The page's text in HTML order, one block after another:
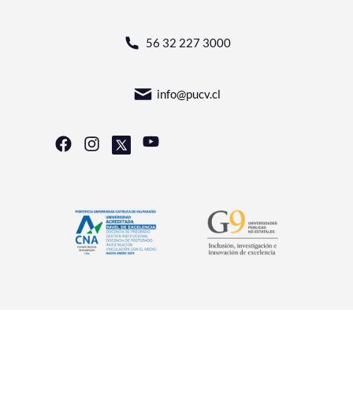
56 32 227 3000
info@pucv.cl